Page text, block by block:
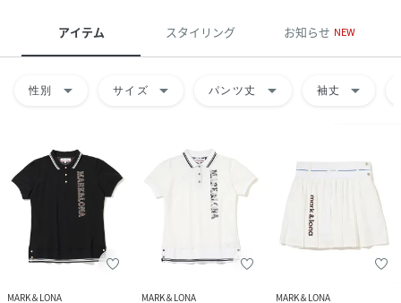
アイテム スタイリング お知らせ NEW
性別 arrow_drop_down サイズ arrow_drop_down パンツ丈 arrow_drop_down 袖丈 arrow_drop_down
MARK＆LONA
MARK＆LONA
MARK＆LONA